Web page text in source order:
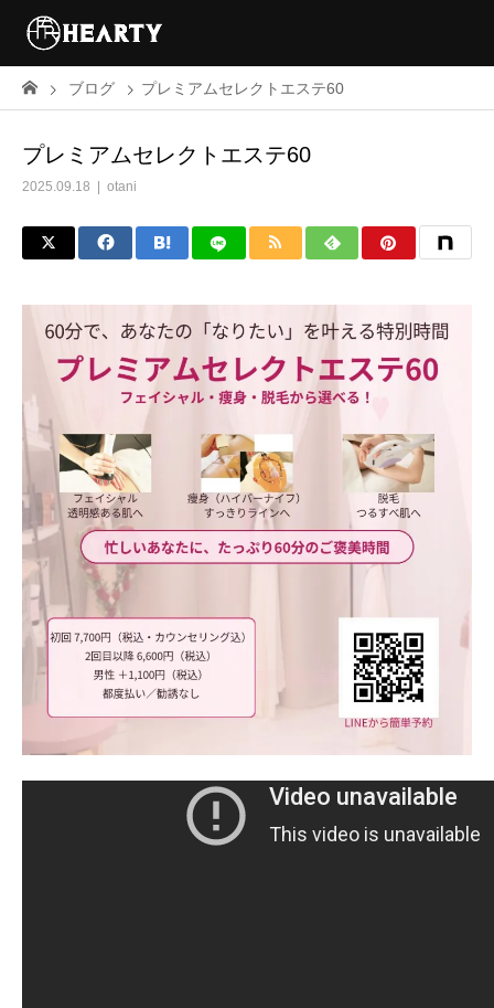
ブログ プレミアムセレクトエステ60
プレミアムセレクトエステ60
2025.09.18 otani